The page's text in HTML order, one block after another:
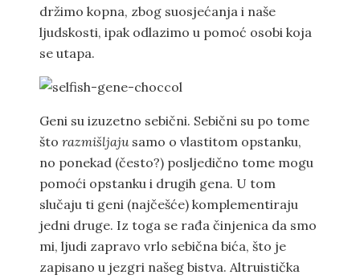
držimo kopna, zbog suosjećanja i naše
ljudskosti, ipak odlazimo u pomoć osobi koja
se utapa.
Geni su izuzetno sebični. Sebični su po tome
štorazmišljajusamo o vlastitom opstanku,
no ponekad (često?) posljedično tome mogu
pomoći opstanku i drugih gena. U tom
slučaju ti geni (najčešće) komplementiraju
jedni druge. Iz toga se rađa činjenica da smo
mi, ljudi zapravo vrlo sebična bića, što je
zapisano u jezgri našeg bistva. Altruistička